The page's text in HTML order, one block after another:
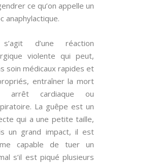
ce qu’on appelle un
anaphylactique.
d’une réaction
violente qui peut,
soin médicaux rapides et
entraîner la mort
arrêt cardiaque ou
La guêpe est un
qui a une petite taille,
un grand impact, il est
capable de tuer un
s’il est piqué plusieurs